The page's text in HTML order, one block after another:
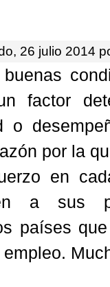
26 julio 2014
factor
o
por la
en
a sus
países